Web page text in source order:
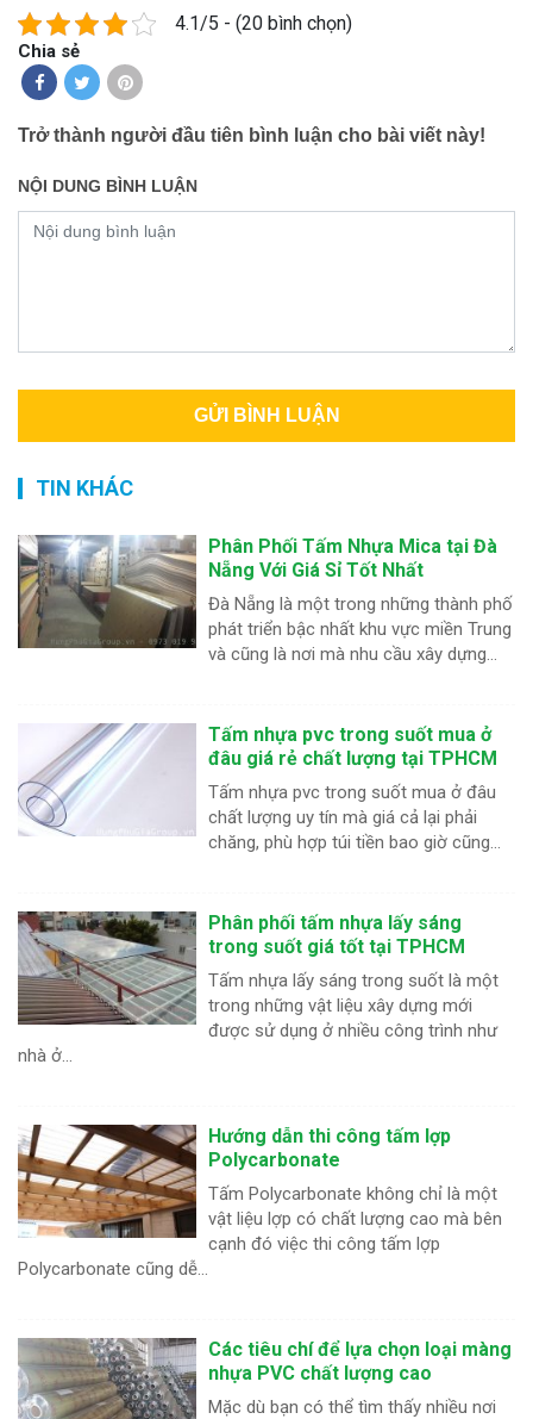
4.1/5 - (20 bình chọn)
Chia sẻ
Trở thành người đầu tiên bình luận cho bài viết này!
NỘI DUNG BÌNH LUẬN
TIN KHÁC
Phân Phối Tấm Nhựa Mica tại Đà
Nẵng Với Giá Sỉ Tốt Nhất
Đà Nẵng là một trong những thành phố
phát triển bậc nhất khu vực miền Trung
và cũng là nơi mà nhu cầu xây dựng...
Tấm nhựa pvc trong suốt mua ở
đâu giá rẻ chất lượng tại TPHCM
Tấm nhựa pvc trong suốt mua ở đâu
chất lượng uy tín mà giá cả lại phải
chăng, phù hợp túi tiền bao giờ cũng...
Phân phối tấm nhựa lấy sáng
trong suốt giá tốt tại TPHCM
Tấm nhựa lấy sáng trong suốt là một
trong những vật liệu xây dựng mới
được sử dụng ở nhiều công trình như
nhà ở...
Hướng dẫn thi công tấm lợp
Polycarbonate
Tấm Polycarbonate không chỉ là một
vật liệu lợp có chất lượng cao mà bên
cạnh đó việc thi công tấm lợp
Polycarbonate cũng dễ...
Các tiêu chí để lựa chọn loại màng
nhựa PVC chất lượng cao
Mặc dù bạn có thể tìm thấy nhiều nơi